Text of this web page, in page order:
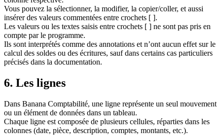
Vous pouvez la sélectionner, la modifier, la copier/coller, et aussi
insérer des valeurs commentées entre crochets [ ].
Les valeurs ou les textes saisis entre crochets [ ] ne sont pas pris en
compte par le programme.
Ils sont interprétés comme des annotations et n’ont aucun effet sur le
calcul des soldes ou des écritures, sauf dans certains cas particuliers
précisés dans la documentation.
6. Les lignes
Dans Banana Comptabilité, une ligne représente un seul mouvement
ou un élément de données dans un tableau.
Chaque ligne est composée de plusieurs cellules, réparties dans les
colonnes (date, pièce, description, comptes, montants, etc.).